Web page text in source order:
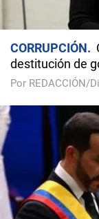
CORRUPCIÓN
destitución de
Por REDACCIÓN/